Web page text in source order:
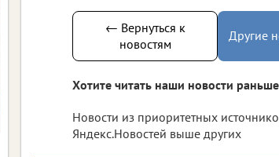
← Вернуться к
новостям
Другие
Хотите читать наши новости
Новости из приоритетных
Яндекс.Новостей выше других